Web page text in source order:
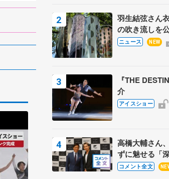
羽生結弦さん
の吹き流しを
「春よ、来い
ニュース NEW
『THE
介
アイスショー
高橋大輔さん
ずに魅せる「
ものは出て
コメント全文